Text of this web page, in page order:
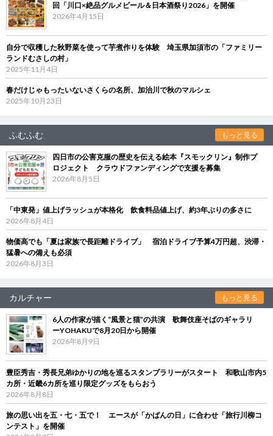
回「川口×絶品グルメビール＆日本酒祭り2026」を開催
2026年4月15日
自分で収穫した秋野菜を使って芋煮作りを体験 埼玉県加須市の「ファミリー
ランドむさしの村」
2025年11月4日
春だけじゃもったいないさくらの名所、加治川で秋のマルシェ
2025年10月23日
ふむふむ もっと見る
四日市の公害克服の歴史を伝える絵本『スモックリン』制作プ
ロジェクト クラウドファンディングで支援を募集
2026年8月5日
「中東発」値上げラッシュが本格化 飲食料品値上げ、約3年ぶりの多さに
2026年8月4日
物価高でも「夏は家族で長距離ドライブ」 宿泊ドライブ予算4万円超、渋滞・
猛暑への備えも必須
2026年8月3日
カルチャー もっと見る
6人の作家が描く“風景と猫”の共演 歌舞伎座そばのギャラリ
ーYOHAKUで8月20日から開催
2026年8月9日
豊臣秀吉・秀長兄弟ゆかりの地を巡るスタンプラリーがスタート 和歌山市内5
カ所・近畿6カ所を巡り限定グッズをもらおう
2026年8月8日
旅の思い出を五・七・五で！ エースが「かばんの日」に合わせ「旅行川柳コ
ンテスト」を開催